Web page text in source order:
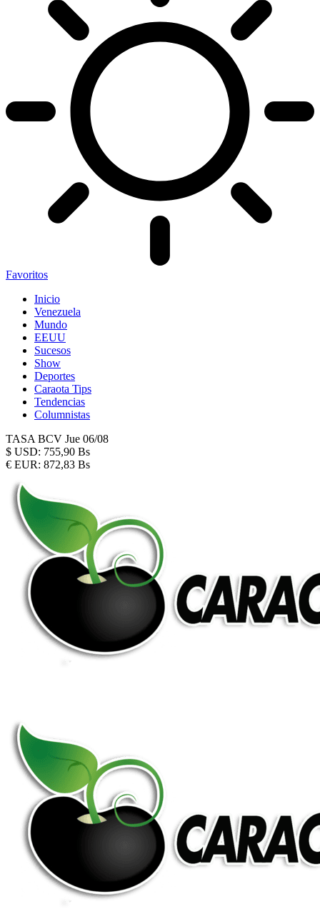
Favoritos
Inicio
Venezuela
Mundo
EEUU
Sucesos
Show
Deportes
Caraota Tips
Tendencias
Columnistas
TASA BCV Jue 06/08
$ USD: 755,90 Bs
€ EUR: 872,83 Bs